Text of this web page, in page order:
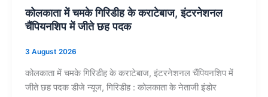
कोलकाता में चमके गिरिडीह के कराटेबाज, इंटरनेशनल
चैंपियनशिप में जीते छह पदक
3 August 2026
कोलकाता में चमके गिरिडीह के कराटेबाज, इंटरनेशनल चैंपियनशिप में
जीते छह पदक डीजे न्यूज, गिरिडीह : कोलकाता के नेताजी इंडोर